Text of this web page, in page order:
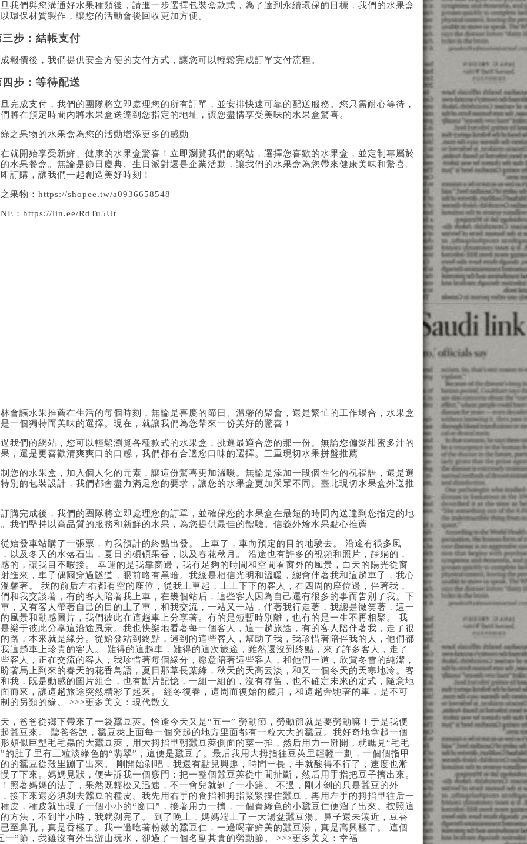
我們與您溝通好水果種類後，請進一步選擇包裝盒款式，為了達到永續環保的目標，我們的水果盒
環保材質製作，讓您的活動會後回收更加方便。
三步：結帳支付
報價後，我們提供安全方便的支付方式，讓您可以輕鬆完成訂單支付流程。
四步：等待配送
完成支付，我們的團隊將立即處理您的所有訂單，並安排快速可靠的配送服務。您只需耐心等待，
將在預定時間內將水果盒送達到您指定的地址，讓您盡情享受美味的水果盒驚喜。
之果物的水果盒為您的活動增添更多的感動
就開始享受新鮮、健康的水果盒驚喜！立即瀏覽我們的網站，選擇您喜歡的水果盒，並定制專屬於
水果餐盒。無論是節日慶典、生日派對還是企業活動，讓我們的水果盒為您帶來健康美味和驚喜。
訂購，讓我們一起創造美好時刻！
果物： https://shopee.tw/a0936658548
： https://lin.ee/RdTu5Ut
會議水果推薦在生活的每個時刻，無論是喜慶的節日、溫馨的聚會，還是繁忙的工作場合，水果盒
一個獨特而美味的選擇。現在，就讓我們為您帶來一份美好的驚喜！
我們的網站，您可以輕鬆瀏覽各種款式的水果盒，挑選最適合您的那一份。無論您偏愛甜蜜多汁的
，還是更喜歡清爽爽口的口感，我們都有合適您口味的選擇。三重現切水果拼盤推薦
您的水果盒，加入個人化的元素，讓這份驚喜更加溫暖。無論是添加一段個性化的祝福語，還是選
別的包裝設計，我們都會盡力滿足您的要求，讓您的水果盒更加與眾不同。臺北現切水果盒外送推
購完成後，我們的團隊將立即處理您的訂單，並確保您的水果盒在最短的時間內送達到您指定的地
我們堅持以高品質的服務和新鮮的水果，為您提供最佳的體驗。信義外燴水果點心推薦
始發車站購了一張票，向我預計的終點出發。 上車了，車向預定的目的地駛去。 沿途有很多風
以及冬天的水落石出，夏日的碩碩果香，以及春花秋月。 沿途也有許多的視頻和照片，靜躺的，
的，讓我目不暇接。 幸運的是我靠窗邊，我有足夠的時間和空間看窗外的風景，白天的陽光從窗
進來，車子偶爾穿過隧道，眼前略有黑暗。我總是相信光明和溫暖，總會伴著我和這趟車子，我心
馨著。 我的前后左右都有空的座位，從我上車起，上上下下的客人，在四周的座位邊，伴著我，
和我交談著，有的客人陪著我上車，在幾個站后，這些客人因為自己還有很多的事而告別了我。下
，又有客人帶著自己的目的上了車，和我交流，一站又一站，伴著我行走著，我總是微笑著，這一
風景和動感圖片，我們彼此在這趟車上分享著。有的是短暫時別離，也有的是一生不再相聚。 我
樂于彼此分享這沿途風景。我也快樂地看著每一個客人，這一趟旅途，有的客人陪伴著我，走了很
路，本來就是緣分。從始發站到終點，遇到的這些客人，幫助了我，我珍惜著陪伴我的人，他們都
這趟車上珍貴的客人。 難得的這趟車，難得的這次旅途，雖然還沒到終點，來了許多客人，走了
客人，正在交流的客人，我珍惜著每個緣分，愿意陪著這些客人，和他們一道，欣賞冬雪的純潔，
著馬上到來的春天的花香鳥語，夏日那草長葉綠，秋天的天高云淡，和又一個冬天的天寒地冷。客
我，既是動感的圖片組合，也有斷片記憶，一組一組的，沒有存留，也不確定未來的定式，隨意地
而來，讓這趟旅途突然精彩了起來。 經冬復春，這周而復始的歲月，和這趟奔馳著的車，是不可
的另類的緣。 >>>更多美文：現代散文
，爸爸從鄉下帶來了一袋蠶豆莢。恰逢今天又是“五一” 勞動節，勞動節就是要勞動嘛！于是我便
蠶豆來。 聽爸爸說，蠶豆莢上面每一個突起的地方里面都有一粒大大的蠶豆。我好奇地拿起一個
頗似巨型毛毛蟲的大蠶豆莢，用大拇指甲朝蠶豆莢側面的莖一掐，然后用力一掰開，就瞧見“毛毛
的肚子里有三粒淡綠色的“翡翠”，這便是蠶豆了。最后我用大拇指往豆莢里輕輕一劃，一個個指甲
的蠶豆從殼里蹦了出來。 剛開始剝吧，我還有點兒興趣，時間一長，手就酸得不行了，速度也漸
了下來。媽媽見狀，便告訴我一個竅門：把一整個蠶豆莢從中間扯斷，然后用手指把豆子擠出來。
照著媽媽的法子，果然既輕松又迅速，不一會兒就剝了一小籮。 不過，剛才剝的只是蠶豆的外
接下來還必須剝去蠶豆的種皮。我先用右手的食指和拇指緊緊捏住蠶豆，再用左手的拇指甲往后一
皮，種皮就出現了一個小小的“窗口”，接著用力一擠，一個青綠色的小蠶豆仁便溜了出來。按照這
方法，不到半小時，我就剝完了。 到了晚上，媽媽端上了一大湯盆蠶豆湯。鼻子還未湊近，豆香
至鼻孔，真是香極了。我一邊吃著粉嫩的蠶豆仁，一邊喝著鮮美的蠶豆湯，真是高興極了。 這個
一”節，我雖沒有外出游山玩水，卻過了一個名副其實的勞動節。 >>>更多美文：幸福